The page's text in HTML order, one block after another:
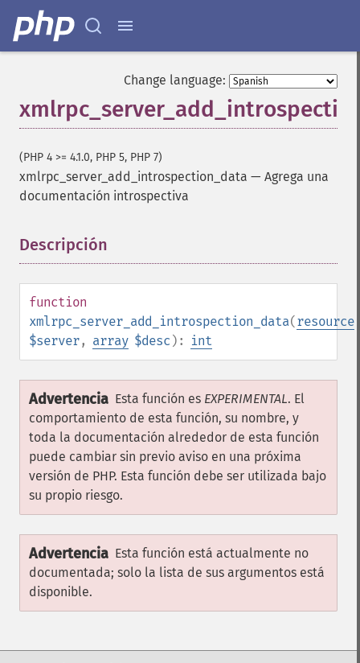
Change language:
(PHP 4 >= 4.1.0, PHP 5, PHP 7)
xmlrpc_server_add_introspection_data — Agrega una
documentación introspectiva
Descripción
function
xmlrpc_server_add_introspection_data(resource
$server, array $desc ): int
Advertencia Esta función es EXPERIMENTAL. El
comportamiento de esta función, su nombre, y
toda la documentación alrededor de esta función
puede cambiar sin previo aviso en una próxima
versión de PHP. Esta función debe ser utilizada bajo
su propio riesgo.
Advertencia Esta función está actualmente no
documentada; solo la lista de sus argumentos está
disponible.